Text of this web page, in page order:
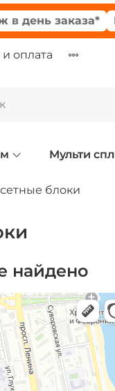
заказа*
оплата
Мульти
блоки
найдено